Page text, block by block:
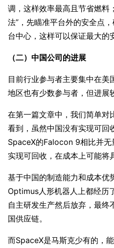
调，这样效率最高且节省燃料
法”，先瞄准平台外的安全点
台中心，这样可以保证最大的
（二）中国公司的进展
目前行业参与者主要集中在美
地区也有少数参与者，但进展
在第一篇文章中，我们简单对
看到，虽然中国没有实现可回
SpaceX的Falocon 9相比并
实现可回收，在成本上可能将
基于中国的制造能力和成本优
Optimus人形机器人上都经历
自主研发生产然后放弃，最终
国供应链。
而SpaceX是马斯克少有的，